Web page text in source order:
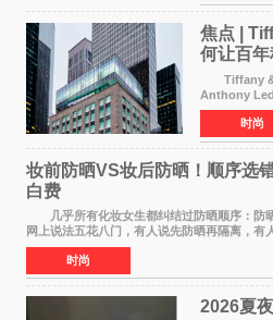
在的皮肤困
焦点 |
何让百年
Tiffany &
Anthony
确将艺术性
优势。
时尚特讯
时尚
妆前防晒VS妆后防晒！顺序选
白费
几乎所有化妆女生都纠结过防晒顺序：防
网上说法五花八门，有人说先防晒再隔离，有
带妆补涂直接乱叠加。其实防晒没有固定死
时尚
2026夏